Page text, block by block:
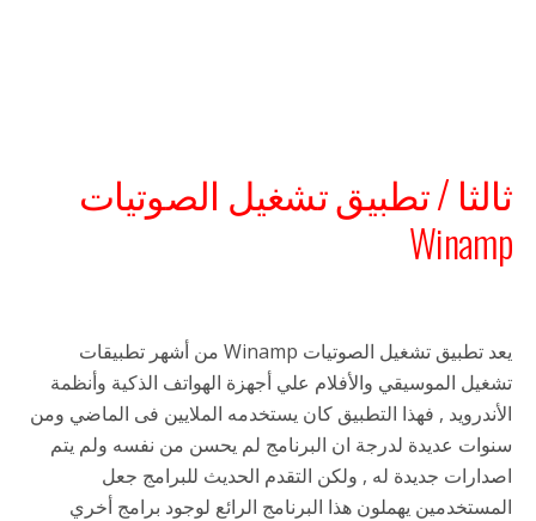
ثالثا / تطبيق تشغيل الصوتيات
Winamp
يعد تطبيق تشغيل الصوتيات Winamp من أشهر تطبيقات
تشغيل الموسيقي والأفلام علي أجهزة الهواتف الذكية وأنظمة
الأندرويد , فهذا التطبيق كان يستخدمه الملايين فى الماضي ومن
سنوات عديدة لدرجة ان البرنامج لم يحسن من نفسه ولم يتم
اصدارات جديدة له , ولكن التقدم الحديث للبرامج جعل
المستخدمين يهملون هذا البرنامج الرائع لوجود برامج أخري